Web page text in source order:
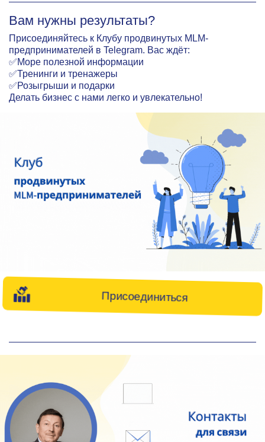
Вам нужны результаты?
Присоединяйтесь к Клубу продвинутых MLM-
предпринимателей в Telegram. Вас ждёт:
✅Море полезной информации
✅Тренинги и тренажеры
✅Розыгрыши и подарки
Делать бизнес с нами легко и увлекательно!
Присоединиться